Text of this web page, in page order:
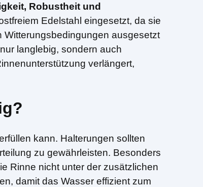
Robustheit und
Edelstahl eingesetzt, da sie
ausgesetzt
langlebig, sondern auch
verlängert,
kann. Halterungen sollten
zu gewährleisten. Besonders
Rinne nicht unter der zusätzlichen
damit das Wasser effizient zum